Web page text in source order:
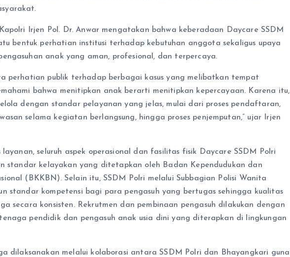
Irjen Pol. Dr. Anwar mengatakan bahwa keberadaan Daycare SSDM
bentuk perhatian institusi terhadap kebutuhan anggota sekaligus upaya
anak yang aman, profesional, dan terpercaya.
perhatian publik terhadap berbagai kasus yang melibatkan tempat
bahwa menitipkan anak berarti menitipkan kepercayaan. Karena itu,
dengan standar pelayanan yang jelas, mulai dari proses pendaftaran,
selama kegiatan berlangsung, hingga proses penjemputan,” ujar Irjen
seluruh aspek operasional dan fasilitas fisik Daycare SSDM Polri
standar kelayakan yang ditetapkan oleh Badan Kependudukan dan
(BKKBN). Selain itu, SSDM Polri melalui Subbagian Polisi Wanita
standar kompetensi bagi para pengasuh yang bertugas sehingga kualitas
secara konsisten. Rekrutmen dan pembinaan pengasuh dilakukan dengan
pendidik dan pengasuh anak usia dini yang diterapkan di lingkungan
dilaksanakan melalui kolaborasi antara SSDM Polri dan Bhayangkari guna